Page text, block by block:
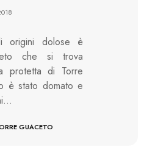
origini dolose è
che si trova
protetta di Torre
è stato domato e
GUACETO